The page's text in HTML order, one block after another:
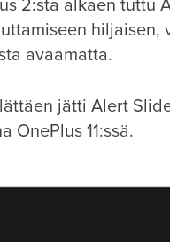
2:sta alkaen tuttu
hiljaisen,
avaamatta.
jätti Alert
OnePlus 11:ssä.